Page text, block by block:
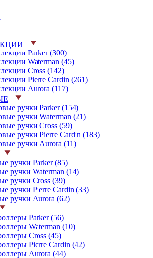
Parker (300)
Waterman (45)
Cross (142)
Pierre Cardin (261)
Aurora (117)
ручки Parker (154)
ручки Waterman (21)
ручки Cross (59)
ручки Pierre Cardin (183)
ручки Aurora (11)
ручки Parker (85)
ручки Waterman (14)
ручки Cross (39)
ручки Pierre Cardin (33)
ручки Aurora (62)
Parker (56)
Waterman (10)
Cross (45)
Pierre Cardin (42)
Aurora (44)